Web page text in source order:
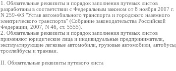
1. Обязательные реквизиты и порядок заполнения путевых листов
разработаны в соответствии с Федеральным законом от 8 ноября 2007 г.
N 259-ФЗ "Устав автомобильного транспорта и городского наземного
электрического транспорта" (Собрание законодательства Российской
Федерации, 2007, N 46, ст. 5555).
2. Обязательные реквизиты и порядок заполнения путевых листов
применяют юридические лица и индивидуальные предприниматели,
эксплуатирующие легковые автомобили, грузовые автомобили, автобусы,
троллейбусы и трамваи.
II. Обязательные реквизиты путевого листа